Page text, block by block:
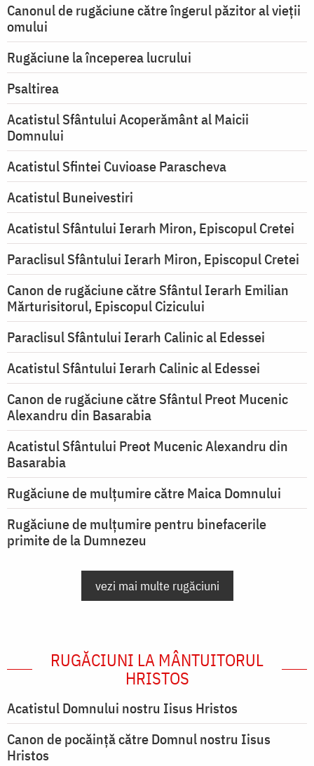
Canonul de rugăciune către îngerul păzitor al vieții
omului
Rugăciune la începerea lucrului
Psaltirea
Acatistul Sfântului Acoperământ al Maicii
Domnului
Acatistul Sfintei Cuvioase Parascheva
Acatistul Buneivestiri
Acatistul Sfântului Ierarh Miron, Episcopul Cretei
Paraclisul Sfântului Ierarh Miron, Episcopul Cretei
Canon de rugăciune către Sfântul Ierarh Emilian
Mărturisitorul, Episcopul Cizicului
Paraclisul Sfântului Ierarh Calinic al Edessei
Acatistul Sfântului Ierarh Calinic al Edessei
Canon de rugăciune către Sfântul Preot Mucenic
Alexandru din Basarabia
Acatistul Sfântului Preot Mucenic Alexandru din
Basarabia
Rugăciune de mulţumire către Maica Domnului
Rugăciune de mulțumire pentru binefacerile
primite de la Dumnezeu
vezi mai multe rugăciuni
RUGĂCIUNI LA MÂNTUITORUL
HRISTOS
Acatistul Domnului nostru Iisus Hristos
Canon de pocăință către Domnul nostru Iisus
Hristos